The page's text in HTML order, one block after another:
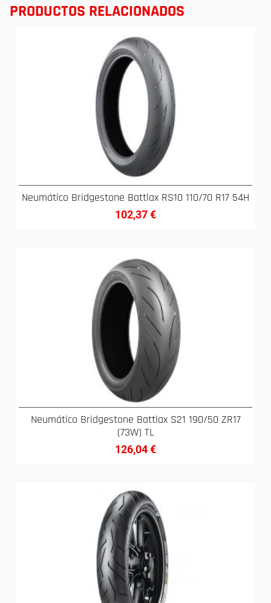
PRODUCTOS RELACIONADOS
Neumático Bridgestone Battlax RS10 110/70 R17 54H
102,37€
Neumático Bridgestone Battlax S21 190/50 ZR17
(73W) TL
126,04€